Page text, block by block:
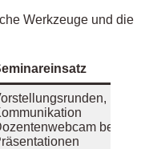
Werkzeuge und die
bei